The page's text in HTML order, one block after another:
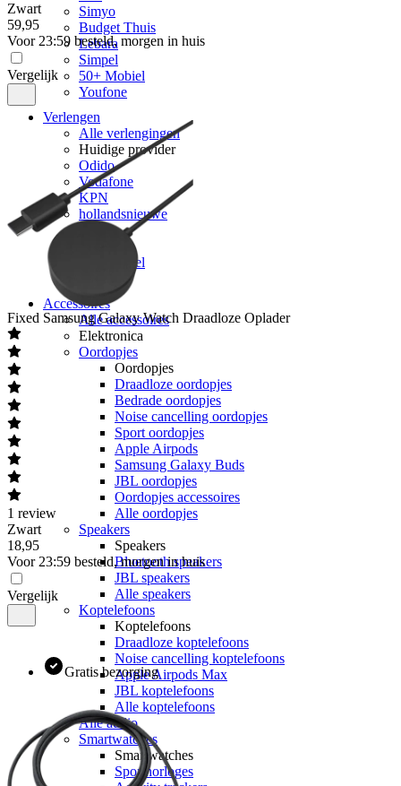
Simyo
Budget Thuis
Lebara
Simpel
50+ Mobiel
Youfone
Verlengen
Alle verlengingen
Huidige provider
Odido
Vodafone
KPN
hollandsnieuwe
50+ Mobiel
Accessoires
Alle accessoires
Elektronica
Oordopjes
Oordopjes
Draadloze oordopjes
Bedrade oordopjes
Noise cancelling oordopjes
Sport oordopjes
Apple Airpods
Samsung Galaxy Buds
JBL oordopjes
Oordopjes accessoires
Alle oordopjes
Speakers
Speakers
Bluetooth speakers
JBL speakers
Alle speakers
Koptelefoons
Koptelefoons
Draadloze koptelefoons
Noise cancelling koptelefoons
Apple Airpods Max
JBL koptelefoons
Alle koptelefoons
Alle audio
Smartwatches
Smartwatches
Sporthorloges
Zwart
59,95
Voor 23:59 besteld, morgen in huis
Vergelijk
Fixed Samsung Galaxy Watch Draadloze Oplader
1 review
Zwart
18,95
Voor 23:59 besteld, morgen in huis
Vergelijk
Gratis bezorging